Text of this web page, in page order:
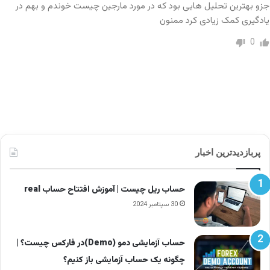
در هر کارگزاری معمولاً سرمایه‌گذار باید یک مبلغ
اولیه واریز کند که به حداقل مارجین معروف شده
سرمایه اصلی معامله‌گر است.
فری مارجین: مقدار پول آزادی که در حساب‌های
معاملاتی وجود دارد و می‌توان از آن برای انجام
یک معامله جدید استفاده کرد را فری مارجین
می‌گویند.
کال مارجین: اگر با کمک اهرم‌ها معامله‌ای را
تنظیم کنید اما بازار برخلاف پیش‌بینی شما حرکت
جزو بهترین تحلیل هایی بود که در مورد مارجین چیست خوندم و بهم در
یادگیری کمک زیادی کرد ممنون
0
پربازدیدترین اخبار
حساب ریل چیست | آموزش افتتاح حساب real
30 سپتامبر 2024
حساب آزمایشی دمو (Demo)در فارکس چیست؟ |
چگونه یک حساب آزمایشی باز کنیم؟